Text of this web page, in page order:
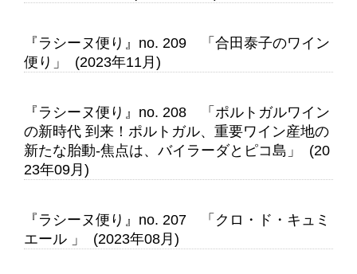
『ラシーヌ便り』no. 209 「合田泰子のワイン
便り」 (2023年11月)
『ラシーヌ便り』no. 208 「ポルトガルワイン
の新時代 到来！ポルトガル、重要ワイン産地の
新たな胎動-焦点は、バイラーダとピコ島」 (20
23年09月)
『ラシーヌ便り』no. 207 「クロ・ド・キュミ
エール 」 (2023年08月)